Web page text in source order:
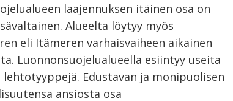
laajennuksen itäinen osa on
Alueelta löytyy myös
eli Itämeren varhaisvaiheen aikainen
Luonnonsuojelualueella esiintyy useita
lehtotyyppejä. Edustavan ja monipuolisen
ansiosta osa